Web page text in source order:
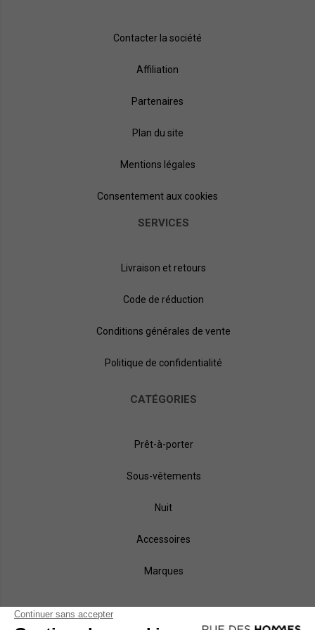
Contacter la société
Affiliation
Partenaires
Plan du site
Mentions légales
Consentement aux cookies
SERVICES
Livraison et retours
Code de réduction
Conditions générales de vente
Politique de confidentialité
CATÉGORIES
Prêt-à-porter
Sous-vêtements
Nuit
Accessoires
Marques
NOS MÉTHODES DE PAIEMENT